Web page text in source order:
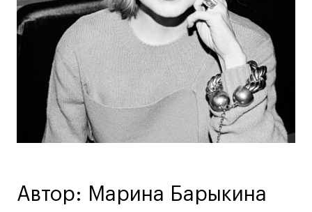
Дополнительное образование
Коммуникационный и цифровой дизайн
Иллюстрация
Современное искусство
Мода и стиль
Ювелирный дизайн
Сценография
Промышленный и предметный дизайн
Дизайн и декорирование интерьера
Автор: Марина Барыкина